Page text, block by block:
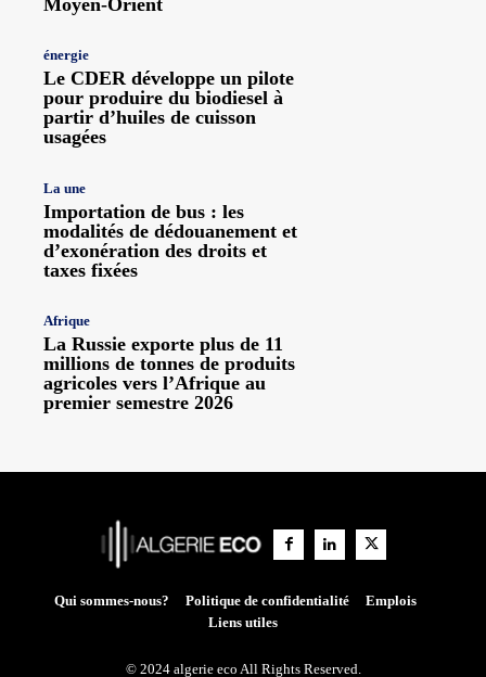
Moyen-Orient
énergie
Le CDER développe un pilote
pour produire du biodiesel à
partir d’huiles de cuisson
usagées
La une
Importation de bus : les
modalités de dédouanement et
d’exonération des droits et
taxes fixées
Afrique
La Russie exporte plus de 11
millions de tonnes de produits
agricoles vers l’Afrique au
premier semestre 2026
Qui sommes-nous? Politique de confidentialité
Emplois
Liens utiles
© 2024 algerie eco All Rights Reserved.